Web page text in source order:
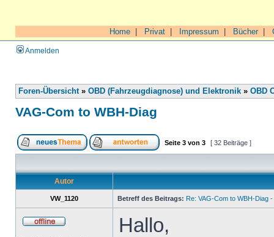
Home Privat Impressum Bücher|
Anmelden
Foren-Übersicht» OBD (Fahrzeugdiagnose) und Elektronik » OBD
VAG-Com to WBH-Diag
Seite 3 von 3 [ 32 Beiträge ]
Autor
VW_1120 Betreff des Beitrags: Re: VAG-Com to WBH-Diag
Hallo,